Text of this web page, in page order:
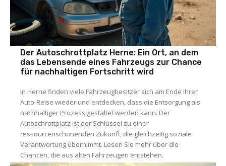
Der Autoschrottplatz Herne: Ein Ort, an dem
das Lebensende eines Fahrzeugs zur Chance
für nachhaltigen Fortschritt wird
In Herne finden viele Fahrzeugbesitzer sich am Ende ihrer
Auto-Reise wieder und entdecken, dass die Entsorgung als
nachhaltiger Prozess gestaltet werden kann. Der
Autoschrottplatz ist der Schlüssel zu einer
ressourcenschonenden Zukunft, die gleichzeitig soziale
Verantwortung übernimmt. Lesen Sie mehr über die
Chancen, die aus alten Fahrzeugen entstehen.